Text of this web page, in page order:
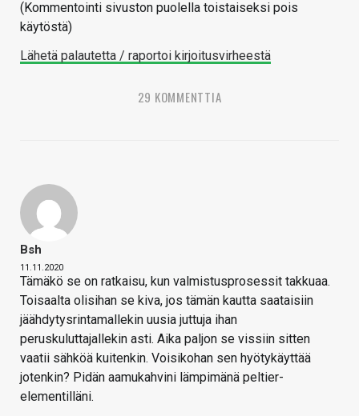
(Kommentointi sivuston puolella toistaiseksi pois
käytöstä)
Lähetä palautetta / raportoi kirjoitusvirheestä
29 KOMMENTTIA
Bsh
11.11.2020
Tämäkö se on ratkaisu, kun valmistusprosessit takkuaa.
Toisaalta olisihan se kiva, jos tämän kautta saataisiin
jäähdytysrintamallekin uusia juttuja ihan
peruskuluttajallekin asti. Aika paljon se vissiin sitten
vaatii sähköä kuitenkin. Voisikohan sen hyötykäyttää
jotenkin? Pidän aamukahvini lämpimänä peltier-
elementilläni.